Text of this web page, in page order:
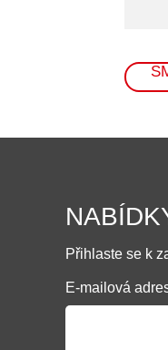
Přihlaste se k
E-mailová